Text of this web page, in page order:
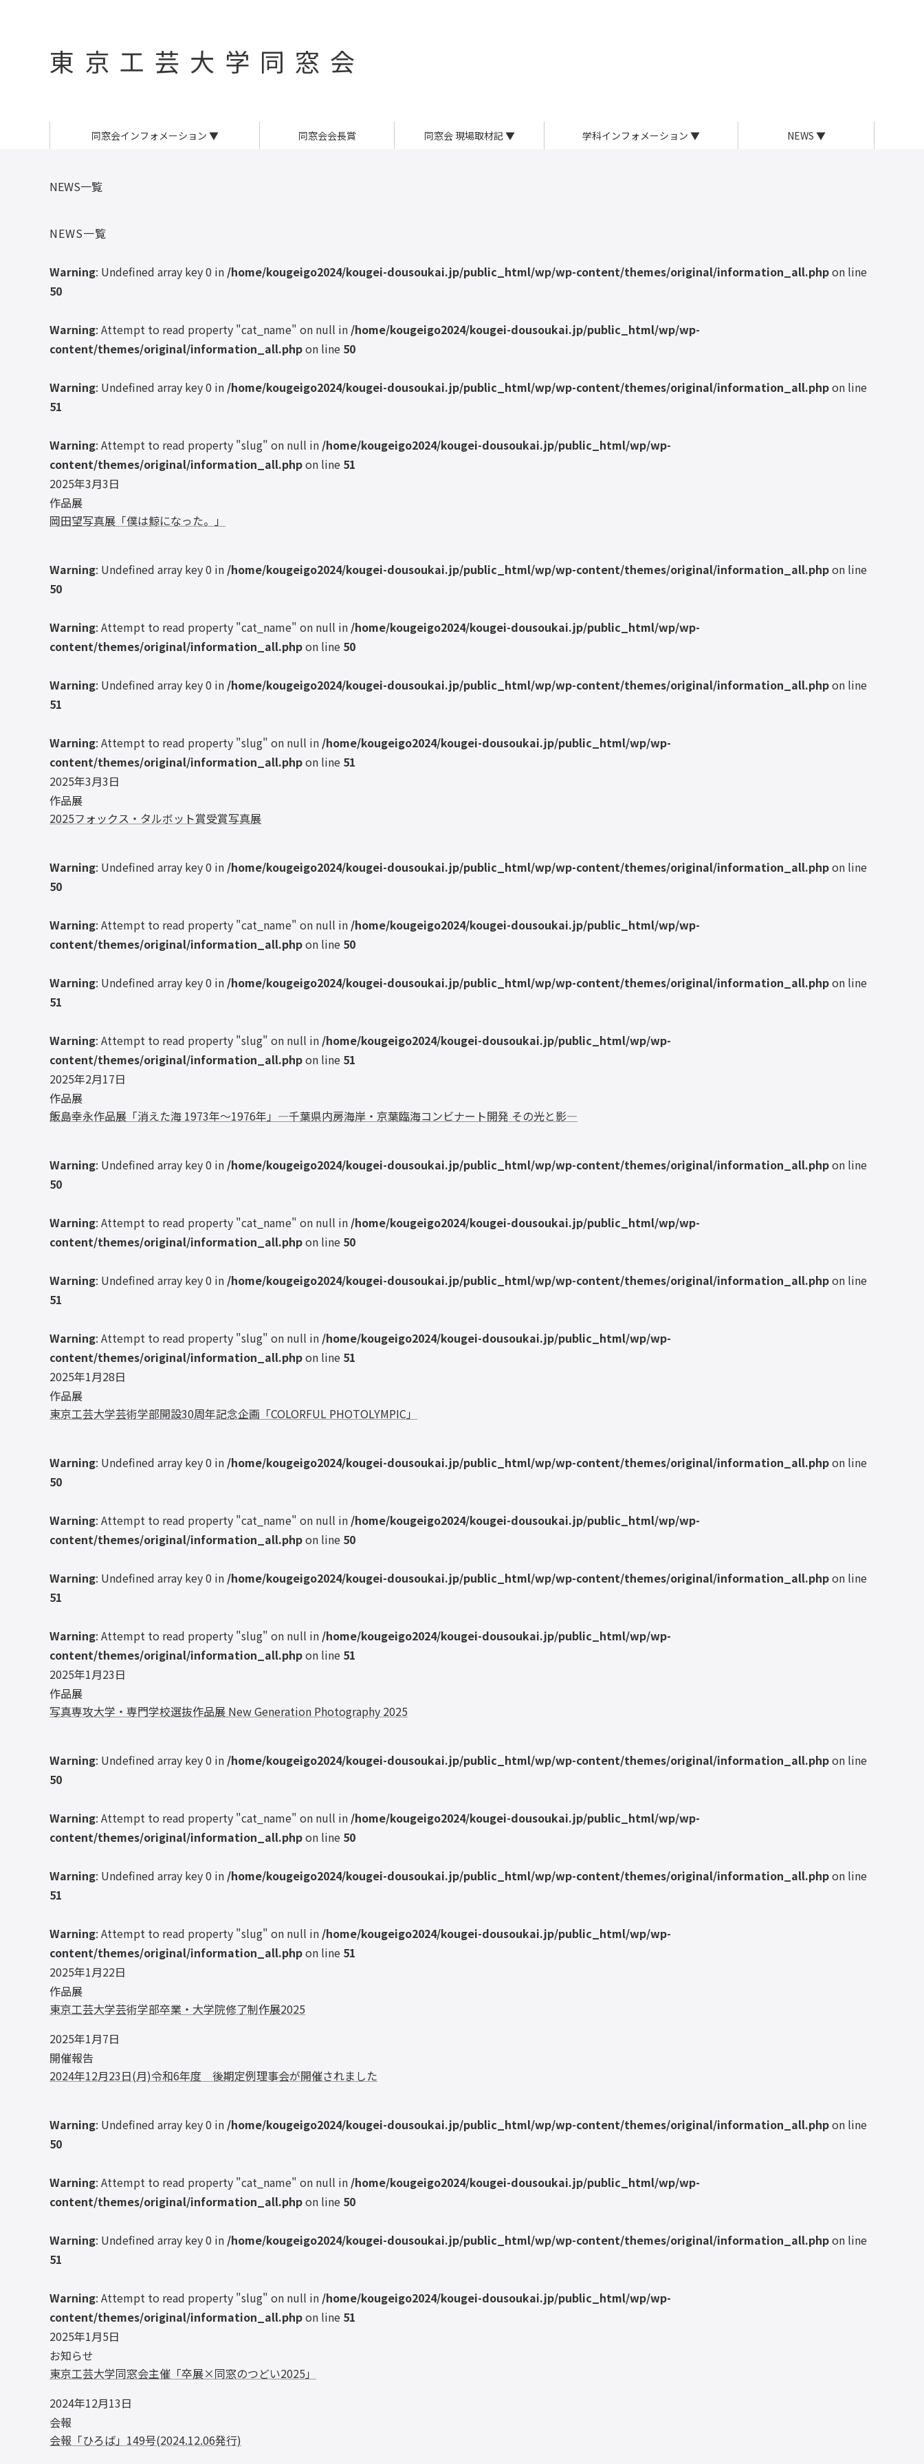
東京工芸大学同窓会
同窓会インフォメーション ▼ 同窓会会長賞 同窓会 現場取材記▼ 学科インフォメーション ▼ NEWS ▼
NEWS一覧
NEWS一覧
Warning: Undefined array key 0 in /home/kougeigo2024/kougei-dousoukai.jp/public_html/wp/wp-content/themes/original/information_all.phpon line
50
Warning: Attempt to read property "cat_name" on null in /home/kougeigo2024/kougei-dousoukai.jp/public_html/wp/wp-
content/themes/original/information_all.phpon line 50
Warning: Undefined array key 0 in /home/kougeigo2024/kougei-dousoukai.jp/public_html/wp/wp-content/themes/original/information_all.phpon line
51
Warning: Attempt to read property "slug" on null in /home/kougeigo2024/kougei-dousoukai.jp/public_html/wp/wp-
content/themes/original/information_all.phpon line 51
2025年3月3日
作品展
岡田望写真展「僕は鯨になった。」
Warning: Undefined array key 0 in /home/kougeigo2024/kougei-dousoukai.jp/public_html/wp/wp-content/themes/original/information_all.phpon line
50
Warning: Attempt to read property "cat_name" on null in /home/kougeigo2024/kougei-dousoukai.jp/public_html/wp/wp-
content/themes/original/information_all.phpon line 50
Warning: Undefined array key 0 in /home/kougeigo2024/kougei-dousoukai.jp/public_html/wp/wp-content/themes/original/information_all.phpon line
51
Warning: Attempt to read property "slug" on null in /home/kougeigo2024/kougei-dousoukai.jp/public_html/wp/wp-
content/themes/original/information_all.phpon line 51
2025年3月3日
作品展
2025フォックス・タルボット賞受賞写真展
Warning: Undefined array key 0 in /home/kougeigo2024/kougei-dousoukai.jp/public_html/wp/wp-content/themes/original/information_all.phpon line
50
Warning: Attempt to read property "cat_name" on null in /home/kougeigo2024/kougei-dousoukai.jp/public_html/wp/wp-
content/themes/original/information_all.phpon line 50
Warning: Undefined array key 0 in /home/kougeigo2024/kougei-dousoukai.jp/public_html/wp/wp-content/themes/original/information_all.phpon line
51
Warning: Attempt to read property "slug" on null in /home/kougeigo2024/kougei-dousoukai.jp/public_html/wp/wp-
content/themes/original/information_all.phpon line 51
2025年2月17日
作品展
飯島幸永作品展「消えた海 1973年～1976年」―千葉県内房海岸・京葉臨海コンビナート開発 その光と影―
Warning: Undefined array key 0 in /home/kougeigo2024/kougei-dousoukai.jp/public_html/wp/wp-content/themes/original/information_all.phpon line
50
Warning: Attempt to read property "cat_name" on null in /home/kougeigo2024/kougei-dousoukai.jp/public_html/wp/wp-
content/themes/original/information_all.phpon line 50
Warning: Undefined array key 0 in /home/kougeigo2024/kougei-dousoukai.jp/public_html/wp/wp-content/themes/original/information_all.phpon line
51
Warning: Attempt to read property "slug" on null in /home/kougeigo2024/kougei-dousoukai.jp/public_html/wp/wp-
content/themes/original/information_all.phpon line 51
2025年1月28日
作品展
東京工芸大学芸術学部開設30周年記念企画「COLORFUL PHOTOLYMPIC」
Warning: Undefined array key 0 in /home/kougeigo2024/kougei-dousoukai.jp/public_html/wp/wp-content/themes/original/information_all.phpon line
50
Warning: Attempt to read property "cat_name" on null in /home/kougeigo2024/kougei-dousoukai.jp/public_html/wp/wp-
content/themes/original/information_all.phpon line 50
Warning: Undefined array key 0 in /home/kougeigo2024/kougei-dousoukai.jp/public_html/wp/wp-content/themes/original/information_all.phpon line
51
Warning: Attempt to read property "slug" on null in /home/kougeigo2024/kougei-dousoukai.jp/public_html/wp/wp-
content/themes/original/information_all.phpon line 51
2025年1月23日
作品展
写真専攻大学・専門学校選抜作品展 New Generation Photography 2025
Warning: Undefined array key 0 in /home/kougeigo2024/kougei-dousoukai.jp/public_html/wp/wp-content/themes/original/information_all.phpon line
50
Warning: Attempt to read property "cat_name" on null in /home/kougeigo2024/kougei-dousoukai.jp/public_html/wp/wp-
content/themes/original/information_all.phpon line 50
Warning: Undefined array key 0 in /home/kougeigo2024/kougei-dousoukai.jp/public_html/wp/wp-content/themes/original/information_all.phpon line
51
Warning: Attempt to read property "slug" on null in /home/kougeigo2024/kougei-dousoukai.jp/public_html/wp/wp-
content/themes/original/information_all.phpon line 51
2025年1月22日
作品展
東京工芸大学芸術学部卒業・大学院修了制作展2025
2025年1月7日
開催報告
2024年12月23日(月)令和6年度 後期定例理事会が開催されました
Warning: Undefined array key 0 in /home/kougeigo2024/kougei-dousoukai.jp/public_html/wp/wp-content/themes/original/information_all.phpon line
50
Warning: Attempt to read property "cat_name" on null in /home/kougeigo2024/kougei-dousoukai.jp/public_html/wp/wp-
content/themes/original/information_all.phpon line 50
Warning: Undefined array key 0 in /home/kougeigo2024/kougei-dousoukai.jp/public_html/wp/wp-content/themes/original/information_all.phpon line
51
Warning: Attempt to read property "slug" on null in /home/kougeigo2024/kougei-dousoukai.jp/public_html/wp/wp-
content/themes/original/information_all.phpon line 51
2025年1月5日
お知らせ
東京工芸大学同窓会主催「卒展×同窓のつどい2025」
2024年12月13日
会報
会報「ひろば」149号(2024.12.06発行)